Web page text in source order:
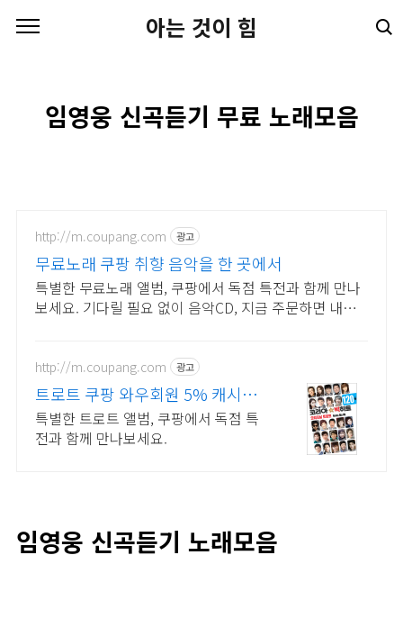
아는 것이 힘
임영웅 신곡듣기 무료 노래모음
http://m.coupang.com 광고
무료노래 쿠팡 취향 음악을 한 곳에서
특별한 무료노래 앨범, 쿠팡에서 독점 특전과 함께 만나
보세요. 기다릴 필요 없이 음악CD, 지금 주문하면 내일
http://m.coupang.com 광고
트로트 쿠팡 와우회원 5% 캐시적
립
특별한 트로트 앨범, 쿠팡에서 독점 특
전과 함께 만나보세요.
임영웅 신곡듣기 노래모음